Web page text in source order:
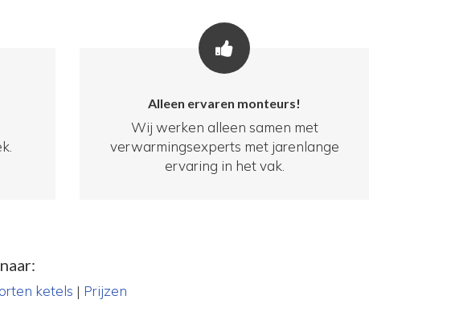
Alleen ervaren monteurs!
Wij werken alleen samen met
verwarmingsexperts met jarenlange
ervaring in het vak.
ketels | Prijzen